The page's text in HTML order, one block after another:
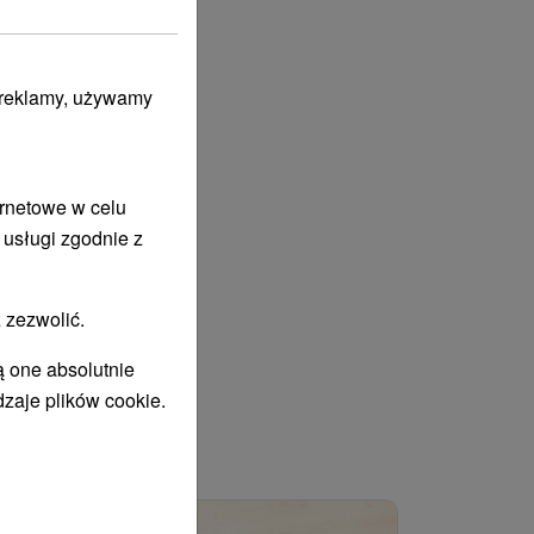
używamy
w celu
zgodnie z
one absolutnie
plików cookie.